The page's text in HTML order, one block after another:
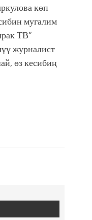
көп
мугалим
ТВ”
журналист
өз кесибиң